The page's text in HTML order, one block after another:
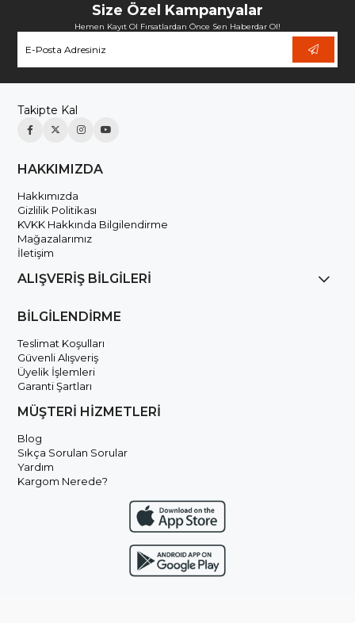
Size Özel Kampanyalar
Hemen Kayıt Ol Fırsatlardan Önce Sen Haberdar Ol!
Takipte Kal
HAKKIMIZDA
Hakkımızda
Gizlilik Politikası
KVKK Hakkında Bilgilendirme
Mağazalarımız
İletişim
ALIŞVERİŞ BİLGİLERİ
BİLGİLENDİRME
Teslimat Koşulları
Güvenli Alışveriş
Üyelik İşlemleri
Garanti Şartları
MÜŞTERİ HİZMETLERİ
Blog
Sıkça Sorulan Sorular
Yardım
Kargom Nerede?